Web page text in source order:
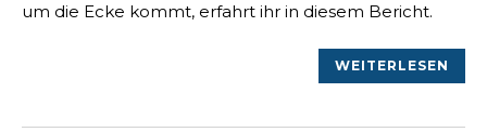
um die Ecke kommt, erfahrt ihr in diesem Bericht.
WEITERLESEN